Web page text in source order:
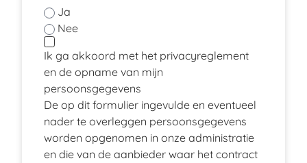
Ja
Nee
Ik ga akkoord met het privacyreglement
en de opname van mijn
persoonsgegevens
De op dit formulier ingevulde en eventueel
nader te overleggen persoonsgegevens
worden opgenomen in onze administratie
en die van de aanbieder waar het contract